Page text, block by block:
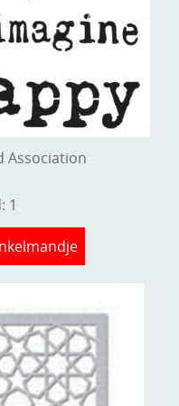
Association
1